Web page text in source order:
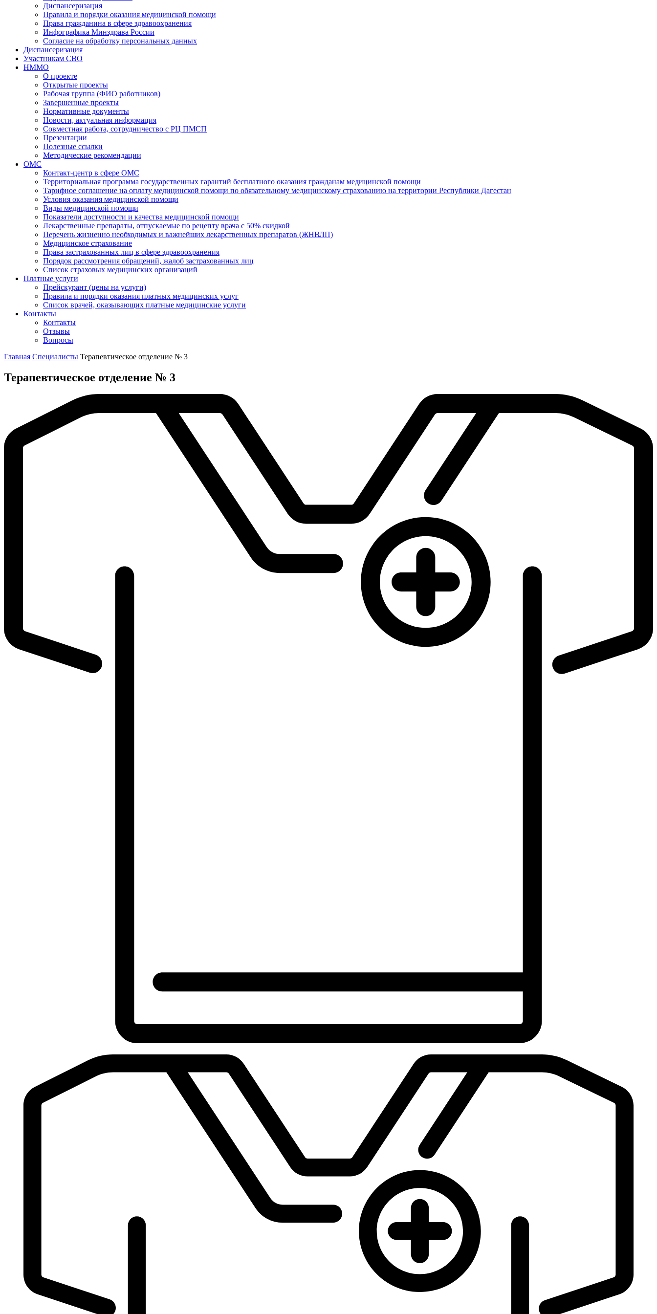
Диспансеризация
Правила и порядки оказания медицинской помощи
Права гражданина в сфере здравоохранения
Инфографика Минздрава России
Согласие на обработку персональных данных
Диспансеризация
Участникам СВО
НММО
О проекте
Открытые проекты
Рабочая группа (ФИО работников)
Завершенные проекты
Нормативные документы
Новости, актуальная информация
Совместная работа, сотрудничество с РЦ ПМСП
Презентации
Полезные ссылки
Методические рекомендации
ОМС
Контакт-центр в сфере ОМС
Территориальная программа государственных гарантий бесплатного оказания гражданам медицинской помощи
Тарифное соглашение на оплату медицинской помощи по обязательному медицинскому страхованию на территории Республики Дагестан
Условия оказания медицинской помощи
Виды медицинской помощи
Показатели доступности и качества медицинской помощи
Лекарственные препараты, отпускаемые по рецепту врача с 50% скидкой
Перечень жизненно необходимых и важнейших лекарственных препаратов (ЖНВЛП)
Медицинское страхование
Права застрахованных лиц в сфере здравоохранения
Порядок рассмотрения обращений, жалоб застрахованных лиц
Список страховых медицинских организаций
Платные услуги
Прейскурант (цены на услуги)
Правила и порядки оказания платных медицинских услуг
Список врачей, оказывающих платные медицинские услуги
Контакты
Контакты
Отзывы
Вопросы
Главная Специалисты Терапевтическое отделение № 3
Терапевтическое отделение № 3